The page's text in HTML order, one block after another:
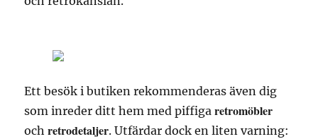
Ett besök i butiken rekommenderas även dig
som inreder ditt hem med piffigaretromöbler
ochretrodetaljer. Utfärdar dock en liten varning: